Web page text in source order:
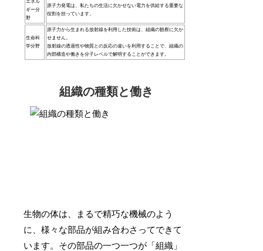
エネル
ギー分
野
原子力発電は、私たちの生活に欠かせない電力を供給する重要な
役割を担っています。
生命科
学分野
原子力から生まれる放射線を利用した技術は、組織の観察に欠か
せません。
放射線の透過性や物質との反応の違いを利用することで、組織の
内部構造や働きを分子レベルで解明することができます。
組織の種類と働き
生物の体は、まるで精巧な機械のよう
に、様々な部品が組み合わさってできて
います。その部品の一つ一つが「組織」